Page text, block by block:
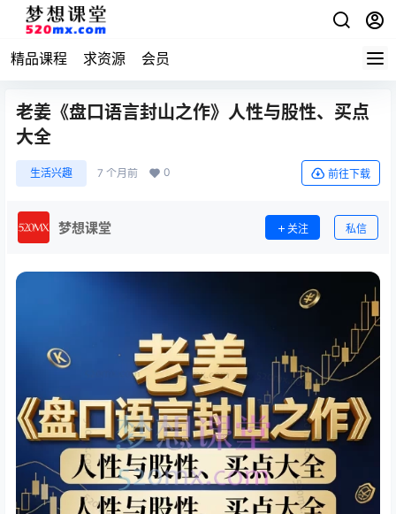
精品课程 求资源 会员
老姜《盘口语言封山之作》人性与股性、买点
大全
生活兴趣 7 个月前 0 前往下载
梦想课堂 关注 私信